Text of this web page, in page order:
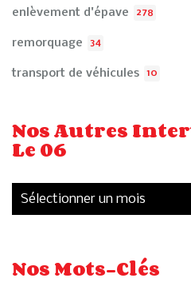
enlèvement d'épave 278
remorquage 34
transport de véhicules 10
Nos Autres
Le 06
Nos Mots-Clés